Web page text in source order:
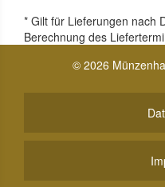
* Gilt für Lieferungen nach
Berechnung des
© 2026